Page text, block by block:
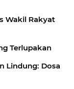
Wakil Rakyat
Terlupakan
Lindung: Dosa